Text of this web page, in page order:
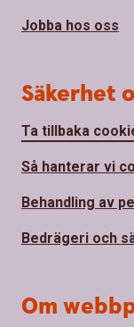
Jobba hos oss
Säkerhet
Ta tillbaka
Så hanterar vi
Behandling av
Bedrägeri och
Om